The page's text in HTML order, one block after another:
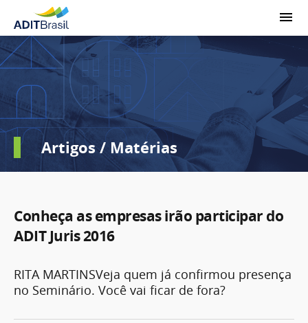
Artigos / Matérias
Conheça as empresas irão participar do
ADIT Juris 2016
RITA MARTINSVeja quem já confirmou presença
no Seminário. Você vai ficar de fora?